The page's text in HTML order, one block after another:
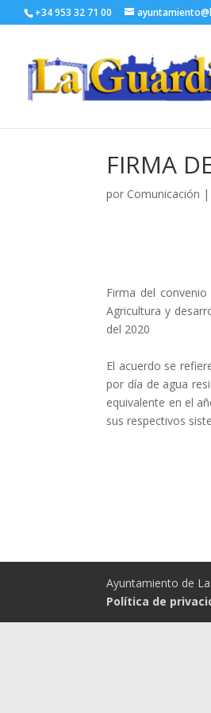
+34 953 32 71 00
FIRMA
por Comunicación |
Firma del
Agricultura y
del 2020
El acuerdo se
por día de agua
equivalente en el
sus respectivos
Ayuntamiento de
Política de